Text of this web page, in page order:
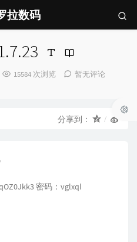
拉数码
15584 次浏览
暂无评论
分享到：
密码：vglxql